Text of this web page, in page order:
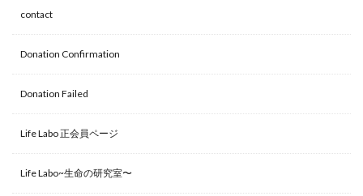
contact
Donation Confirmation
Donation Failed
Life Labo 正会員ページ
Life Labo~生命の研究室〜